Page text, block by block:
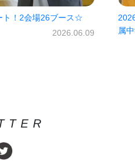
ト！2会場26ブース☆
2026.06.09
属